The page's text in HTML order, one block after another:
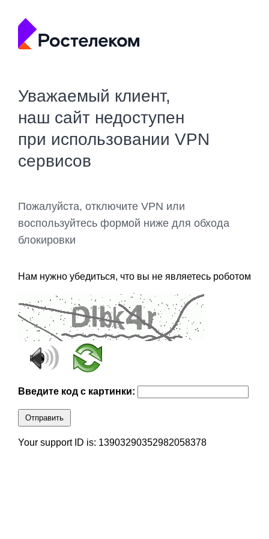
Уважаемый клиент,
наш сайт недоступен
при использовании VPN
сервисов
Пожалуйста, отключите VPN или
воспользуйтесь формой ниже для обхода
блокировки
Нам нужно убедиться, что вы не являетесь роботом
Введите код с картинки:
Отправить
Your support ID is: 13903290352982058378